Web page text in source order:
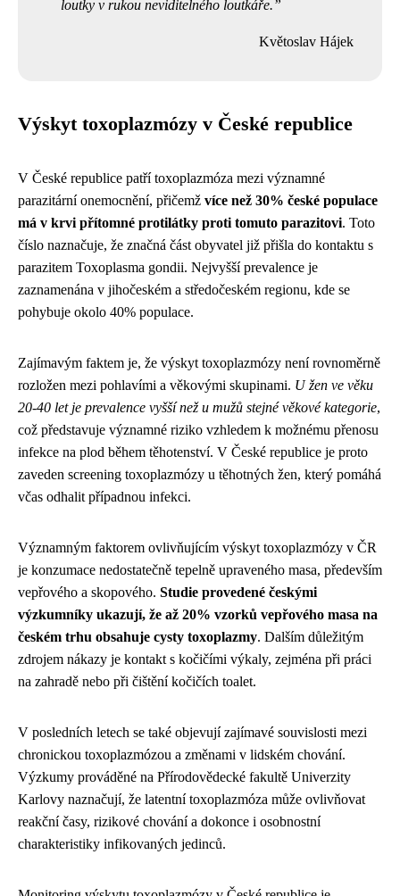
loutky v rukou neviditelného loutkáře.
Květoslav Hájek
Výskyt toxoplazmózy v České republice
V České republice patří toxoplazmóza mezi významné
parazitární onemocnění, přičemž více než 30% české populace
má v krvi přítomné protilátky proti tomuto parazitovi. Toto
číslo naznačuje, že značná část obyvatel již přišla do kontaktu s
parazitem Toxoplasma gondii. Nejvyšší prevalence je
zaznamenána v jihočeském a středočeském regionu, kde se
pohybuje okolo 40% populace.
Zajímavým faktem je, že výskyt toxoplazmózy není rovnoměrně
rozložen mezi pohlavími a věkovými skupinami. U žen ve věku
20-40 let je prevalence vyšší než u mužů stejné věkové kategorie,
což představuje významné riziko vzhledem k možnému přenosu
infekce na plod během těhotenství. V České republice je proto
zaveden screening toxoplazmózy u těhotných žen, který pomáhá
včas odhalit případnou infekci.
Významným faktorem ovlivňujícím výskyt toxoplazmózy v ČR
je konzumace nedostatečně tepelně upraveného masa, především
vepřového a skopového. Studie provedené českými
výzkumníky ukazují, že až 20% vzorků vepřového masa na
českém trhu obsahuje cysty toxoplazmy. Dalším důležitým
zdrojem nákazy je kontakt s kočičími výkaly, zejména při práci
na zahradě nebo při čištění kočičích toalet.
V posledních letech se také objevují zajímavé souvislosti mezi
chronickou toxoplazmózou a změnami v lidském chování.
Výzkumy prováděné na Přírodovědecké fakultě Univerzity
Karlovy naznačují, že latentní toxoplazmóza může ovlivňovat
reakční časy, rizikové chování a dokonce i osobnostní
charakteristiky infikovaných jedinců.